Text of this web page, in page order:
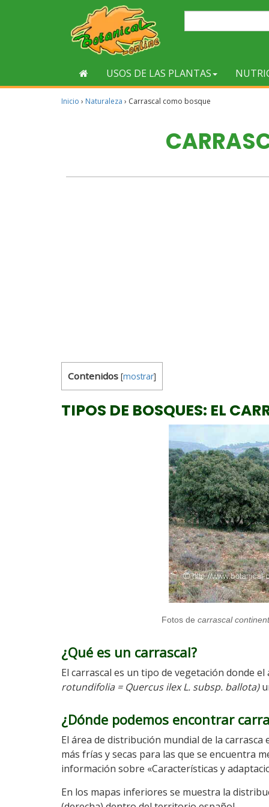
USOS DE LAS PLANTAS
Inicio › Naturaleza › Carrascal como bosque
Contenidos [mostrar]
TIPOS DE BOSQUES: EL
Fotos de carrascal
¿Qué es un carrascal?
El carrascal es un tipo de vegetación donde
rotundifolia = Quercus ilex L. subsp. ballota)
¿Dónde podemos encontrar
El área de distribución mundial de la
más frías y secas para las que se encuentra
información sobre «Características y
En los mapas inferiores se muestra la